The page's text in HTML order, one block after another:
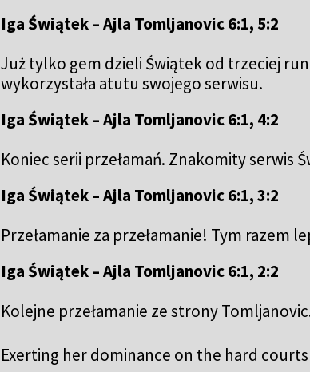
Iga Świątek – Ajla Tomljanovic 6:1, 5:2
Już tylko gem dzieli Świątek od trzeciej
wykorzystała atutu swojego serwisu.
Iga Świątek – Ajla Tomljanovic 6:1, 4:2
Koniec serii przełamań. Znakomity
Iga Świątek – Ajla Tomljanovic 6:1, 3:2
Przełamanie za przełamanie! Tym razem
Iga Świątek – Ajla Tomljanovic 6:1, 2:2
Kolejne przełamanie ze strony
Exerting her dominance on the hard